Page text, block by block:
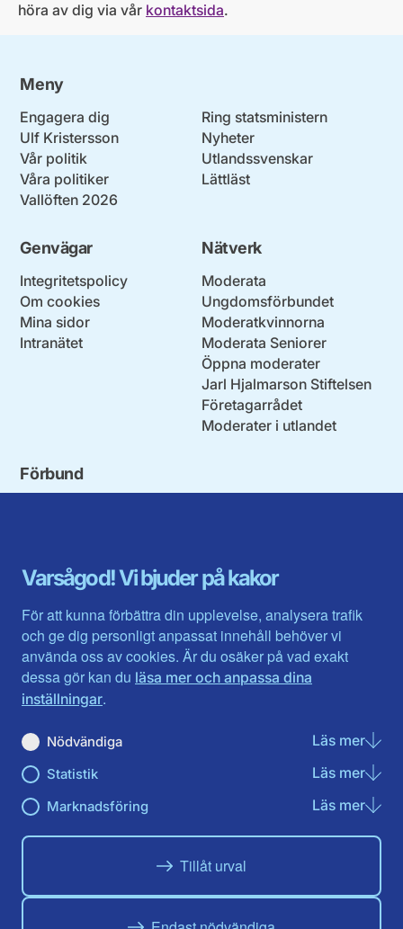
Varsågod! Vi bjuder på kakor
För att kunna förbättra din upplevelse, analysera trafik
och ge dig personligt anpassat innehåll behöver vi
använda oss av cookies. Är du osäker på vad exakt
dessa gör kan du läsa mer och anpassa dina
inställningar.
Nödvändiga Läs merom
Statistik Läs merom
Marknadsföring Läs merom
Tillåt urval
höra av dig via vår kontaktsida.
Meny
Engagera dig
Ulf Kristersson
Vår politik
Våra politiker
Vallöften 2026
Ring statsministern
Nyheter
Utlandssvenskar
Lättläst
Genvägar
Integritetspolicy
Om cookies
Mina sidor
Intranätet
Nätverk
Moderata
Ungdomsförbundet
Moderatkvinnorna
Moderata Seniorer
Öppna moderater
Jarl Hjalmarson Stiftelsen
Företagarrådet
Moderater i utlandet
Förbund
Gävleborg
Halland
Jämtlands län
Jönköpings län
Kalmar län
Kronobergs län
Norrbotten
Skåne län
Värmlands län
Västerbotten
Västra Götaland
Västernorrland
Västmanland
Örebro län
Östergötland
Du hittar oss här på sociala medier
Facebook
Instagram